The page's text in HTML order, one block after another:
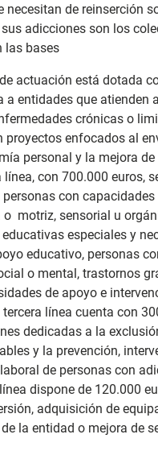
necesitan de reinserción
adicciones son los
las bases
actuación está dotada
a entidades que atienden
crónicas o
proyectos enfocados al
personal y la mejora
con 700.000 euros,
con capacidades
motriz, sensorial u
especiales y
educativo, personas
o mental, trastornos
de apoyo e
línea cuenta con
dedicadas a la
y la prevención,
de personas con
dispone de 120.000
adquisición de
la entidad o mejora de